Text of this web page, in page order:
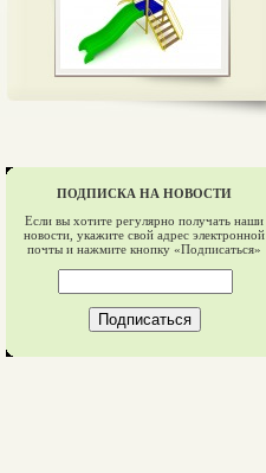
ПОДПИСКА НА НОВОСТИ
Если вы хотите регулярно получать наши
новости, укажите свой адрес электронной
почты и нажмите кнопку «Подписаться»